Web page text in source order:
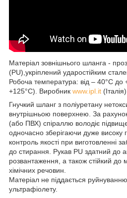
Матеріал зовнішнього шланга -
(PU),укріплений ударостійким
Робоча температура: від – 40°С до
+125°С). Виробник www.ipl.it (Італія)
Гнучкий шланг з поліуретану
внутрішньою поверхнею. За
(або ПВХ) спіраллю володіє
одночасно зберігаючи дуже високу
контроль якості при виготовленні
до стирання. Рукав PU здатний до
розвантаження, а також стійкий до
хімічних речовин.
Матеріал не піддається
ультрафіолету.